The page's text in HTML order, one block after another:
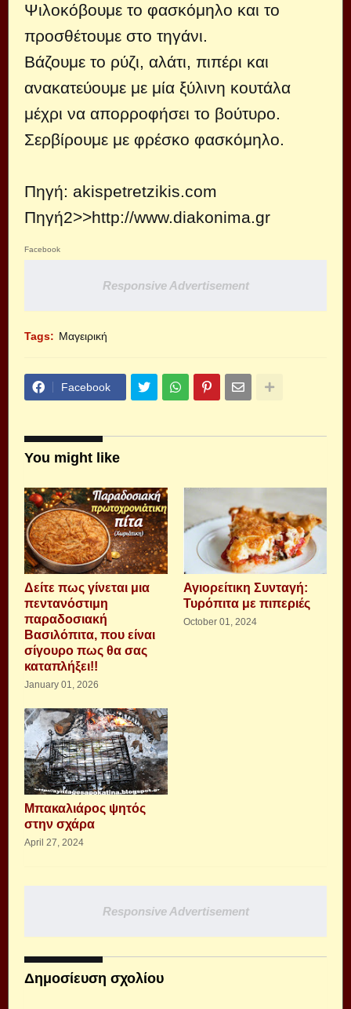
Ψιλοκόβουμε το φασκόμηλο και το
προσθέτουμε στο τηγάνι.
Βάζουμε το ρύζι, αλάτι, πιπέρι και
ανακατεύουμε με μία ξύλινη κουτάλα
μέχρι να απορροφήσει το βούτυρο.
Σερβίρουμε με φρέσκο φασκόμηλο.
Πηγή: akispetretzikis.com
Πηγή2>>http://www.diakonima.gr
Facebook
Responsive Advertisement
Tags: Μαγειρική
Facebook
You might like
Δείτε πως γίνεται μια
πεντανόστιμη
παραδοσιακή
Βασιλόπιτα, που είναι
σίγουρο πως θα σας
καταπλήξει!!
January 01, 2026
Αγιορείτικη Συνταγή:
Τυρόπιτα με πιπεριές
October 01, 2024
Μπακαλιάρος ψητός
στην σχάρα
April 27, 2024
Responsive Advertisement
Δημοσίευση σχολίου